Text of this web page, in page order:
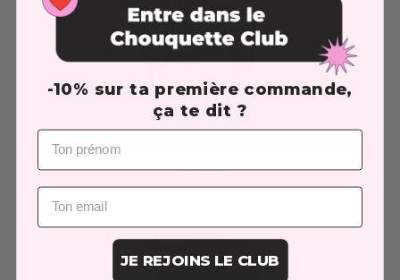
Paiement sécurisé par carte bancaire ou
Paypal
-10% sur ta première commande,
ça te dit ?
Prénom
Email
JE REJOINS LE CLUB